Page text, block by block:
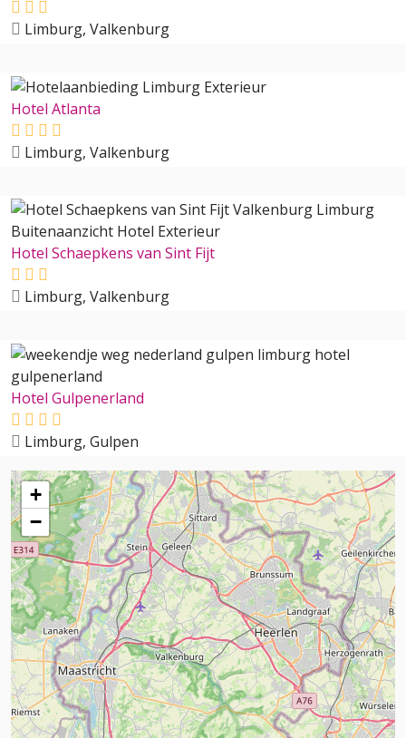
Limburg, Valkenburg
Hotel Atlanta
Limburg, Valkenburg
Hotel Schaepkens van Sint Fijt
Limburg, Valkenburg
Hotel Gulpenerland
Limburg, Gulpen
+
−